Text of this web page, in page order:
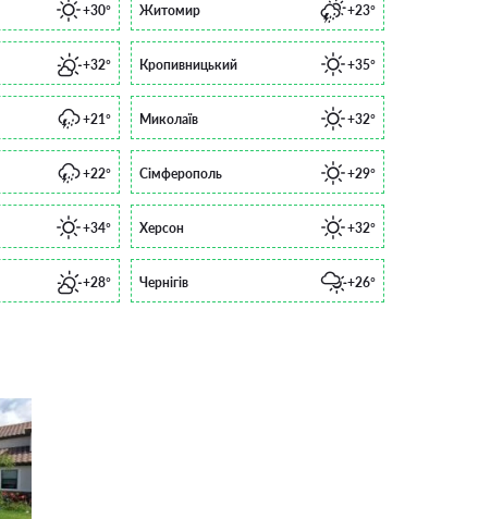
+30° Житомир +23°
+32° Кропивницький +35°
+21° Миколаїв +32°
+22° Сімферополь +29°
+34° Херсон +32°
+28° Чернігів +26°